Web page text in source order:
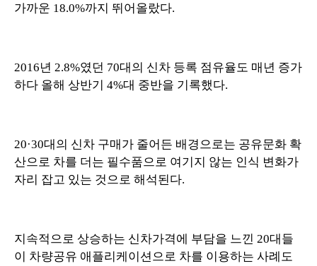
가까운 18.0%까지 뛰어올랐다.
2016년 2.8%였던 70대의 신차 등록 점유율도 매년 증가
하다 올해 상반기 4%대 중반을 기록했다.
20·30대의 신차 구매가 줄어든 배경으로는 공유문화 확
산으로 차를 더는 필수품으로 여기지 않는 인식 변화가
자리 잡고 있는 것으로 해석된다.
지속적으로 상승하는 신차가격에 부담을 느낀 20대들
이 차량공유 애플리케이션으로 차를 이용하는 사례도